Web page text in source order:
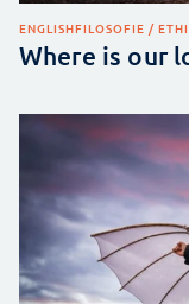
ENGLISHFILOSOFIE /
Where is our